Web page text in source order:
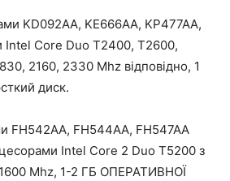
KD092AA, KE666AA, KP477AA,
Intel Core Duo T2400, T2600,
2160, 2330 Mhz відповідно, 1
диск.
FH542AA, FH544AA, FH547AA
Intel Core 2 Duo T5200 з
Mhz, 1-2 ГБ ОПЕРАТИВНОЇ